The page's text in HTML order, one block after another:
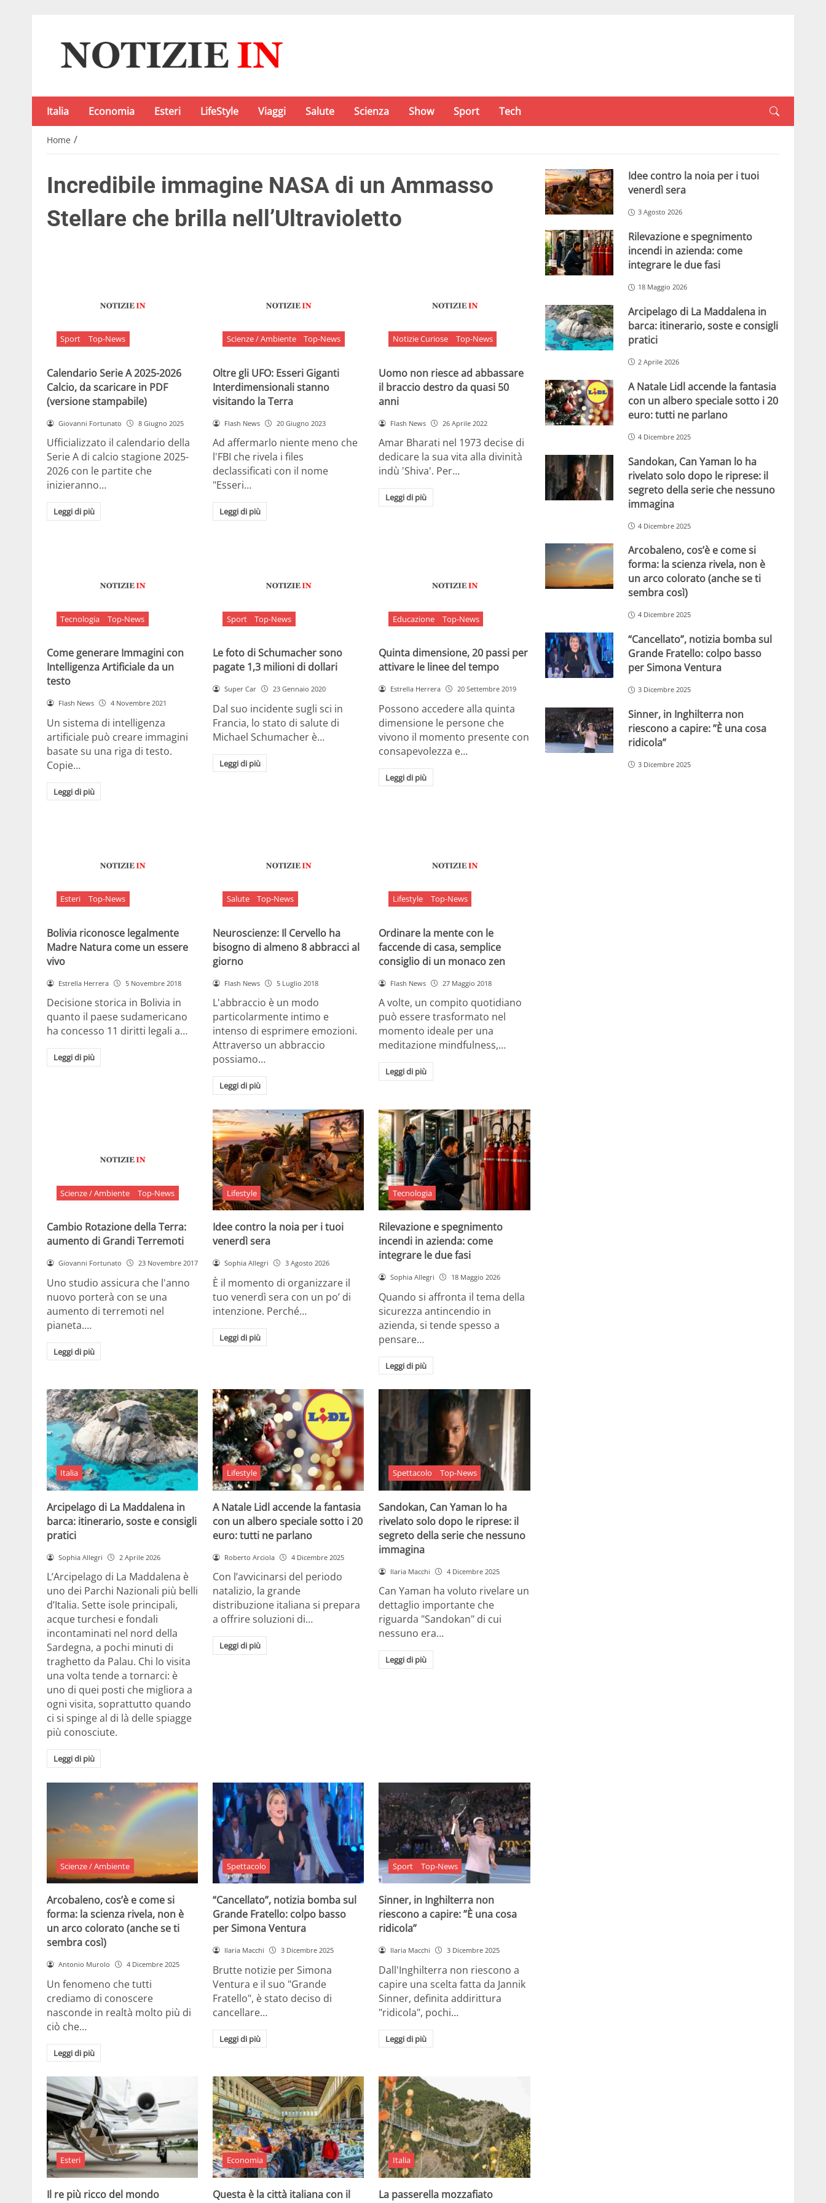
Italia Economia Esteri LifeStyle Viaggi Salute Scienza Show Sport Tech
Home /
Incredibile immagine NASA di un Ammasso
Stellare che brilla nell’Ultravioletto
Sport Top-News
Calendario Serie A 2025-2026
Calcio, da scaricare in PDF
(versione stampabile)
Giovanni Fortunato 8 Giugno 2025
Ufficializzato il calendario della
Serie A di calcio stagione 2025-
2026 con le partite che
inizieranno…
Leggi di più
Scienze / Ambiente Top-News
Oltre gli UFO: Esseri Giganti
Interdimensionali stanno
visitando la Terra
Flash News 20 Giugno 2023
Ad affermarlo niente meno che
l'FBI che rivela i files
declassificati con il nome
"Esseri…
Leggi di più
Notizie Curiose Top-News
Uomo non riesce ad abbassare
il braccio destro da quasi 50
anni
Flash News 26 Aprile 2022
Amar Bharati nel 1973 decise di
dedicare la sua vita alla divinità
indù 'Shiva'. Per…
Leggi di più
Tecnologia Top-News
Come generare Immagini con
Intelligenza Artificiale da un
testo
Flash News 4 Novembre 2021
Un sistema di intelligenza
artificiale può creare immagini
basate su una riga di testo.
Copie…
Leggi di più
Sport Top-News
Le foto di Schumacher sono
pagate 1,3 milioni di dollari
Super Car 23 Gennaio 2020
Dal suo incidente sugli sci in
Francia, lo stato di salute di
Michael Schumacher è…
Leggi di più
Educazione Top-News
Quinta dimensione, 20 passi per
attivare le linee del tempo
Estrella Herrera 20 Settembre 2019
Possono accedere alla quinta
dimensione le persone che
vivono il momento presente con
consapevolezza e…
Leggi di più
Esteri Top-News
Bolivia riconosce legalmente
Madre Natura come un essere
vivo
Estrella Herrera 5 Novembre 2018
Decisione storica in Bolivia in
quanto il paese sudamericano
ha concesso 11 diritti legali a…
Leggi di più
Salute Top-News
Neuroscienze: Il Cervello ha
bisogno di almeno 8 abbracci al
giorno
Flash News 5 Luglio 2018
L'abbraccio è un modo
particolarmente intimo e
intenso di esprimere emozioni.
Attraverso un abbraccio
possiamo…
Leggi di più
Lifestyle Top-News
Ordinare la mente con le
faccende di casa, semplice
consiglio di un monaco zen
Flash News 27 Maggio 2018
A volte, un compito quotidiano
può essere trasformato nel
momento ideale per una
meditazione mindfulness,…
Leggi di più
Scienze / Ambiente Top-News
Cambio Rotazione della Terra:
aumento di Grandi Terremoti
Giovanni Fortunato 23 Novembre 2017
Uno studio assicura che l'anno
nuovo porterà con se una
aumento di terremoti nel
pianeta.…
Leggi di più
Lifestyle
Idee contro la noia per i tuoi
venerdì sera
Sophia Allegri 3 Agosto 2026
È il momento di organizzare il
tuo venerdì sera con un po’ di
intenzione. Perché…
Leggi di più
Tecnologia
Rilevazione e spegnimento
incendi in azienda: come
integrare le due fasi
Sophia Allegri 18 Maggio 2026
Quando si affronta il tema della
sicurezza antincendio in
azienda, si tende spesso a
pensare…
Leggi di più
Italia
Arcipelago di La Maddalena in
barca: itinerario, soste e consigli
pratici
Sophia Allegri 2 Aprile 2026
L’Arcipelago di La Maddalena è
uno dei Parchi Nazionali più belli
d’Italia. Sette isole principali,
acque turchesi e fondali
incontaminati nel nord della
Sardegna, a pochi minuti di
traghetto da Palau. Chi lo visita
una volta tende a tornarci: è
uno di quei posti che migliora a
ogni visita, soprattutto quando
ci si spinge al di là delle spiagge
più conosciute.
Leggi di più
Lifestyle
A Natale Lidl accende la fantasia
con un albero speciale sotto i 20
euro: tutti ne parlano
Roberto Arciola 4 Dicembre 2025
Con l’avvicinarsi del periodo
natalizio, la grande
distribuzione italiana si prepara
a offrire soluzioni di…
Leggi di più
Spettacolo Top-News
Sandokan, Can Yaman lo ha
rivelato solo dopo le riprese: il
segreto della serie che nessuno
immagina
Ilaria Macchi 4 Dicembre 2025
Can Yaman ha voluto rivelare un
dettaglio importante che
riguarda "Sandokan" di cui
nessuno era…
Leggi di più
Scienze / Ambiente
Arcobaleno, cos’è e come si
forma: la scienza rivela, non è
un arco colorato (anche se ti
sembra così)
Antonio Murolo 4 Dicembre 2025
Un fenomeno che tutti
crediamo di conoscere
nasconde in realtà molto più di
ciò che…
Leggi di più
Spettacolo
“Cancellato”, notizia bomba sul
Grande Fratello: colpo basso
per Simona Ventura
Ilaria Macchi 3 Dicembre 2025
Brutte notizie per Simona
Ventura e il suo "Grande
Fratello", è stato deciso di
cancellare…
Leggi di più
Sport Top-News
Sinner, in Inghilterra non
riescono a capire: ”È una cosa
ridicola”
Ilaria Macchi 3 Dicembre 2025
Dall'Inghilterra non riescono a
capire una scelta fatta da Jannik
Sinner, definita addirittura
"ridicola", pochi…
Leggi di più
Esteri
Il re più ricco del mondo
Economia
Questa è la città italiana con il
Italia
La passerella mozzafiato
Idee contro la noia per i tuoi
venerdì sera
3 Agosto 2026
Rilevazione e spegnimento
incendi in azienda: come
integrare le due fasi
18 Maggio 2026
Arcipelago di La Maddalena in
barca: itinerario, soste e consigli
pratici
2 Aprile 2026
A Natale Lidl accende la fantasia
con un albero speciale sotto i 20
euro: tutti ne parlano
4 Dicembre 2025
Sandokan, Can Yaman lo ha
rivelato solo dopo le riprese: il
segreto della serie che nessuno
immagina
4 Dicembre 2025
Arcobaleno, cos’è e come si
forma: la scienza rivela, non è
un arco colorato (anche se ti
sembra così)
4 Dicembre 2025
“Cancellato”, notizia bomba sul
Grande Fratello: colpo basso
per Simona Ventura
3 Dicembre 2025
Sinner, in Inghilterra non
riescono a capire: ”È una cosa
ridicola”
3 Dicembre 2025